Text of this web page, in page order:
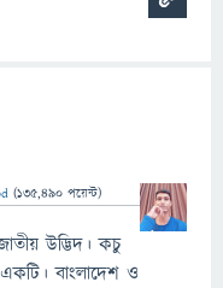
(135,490 পয়েন্ট)
উদ্ভিদ। কচু
বাংলাদেশ ও